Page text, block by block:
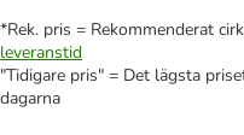
*Rek. pris = Rekommenderat
leveranstid
"Tidigare pris" = Det lägsta
dagarna